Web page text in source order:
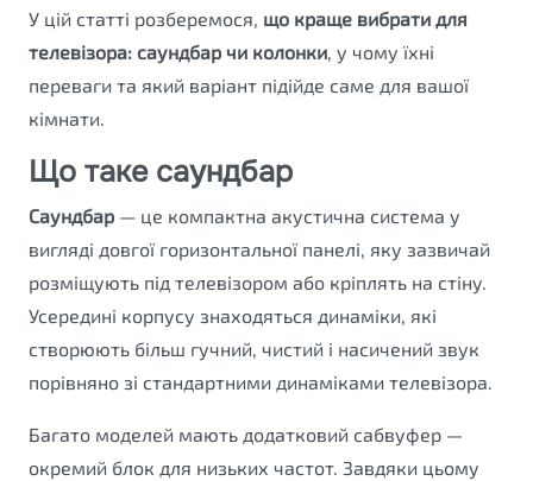
У цій статті розберемося, що краще вибрати для
телевізора: саундбар чи колонки, у чому їхні
переваги та який варіант підійде саме для вашої
кімнати.
Що таке саундбар
Саундбар — це компактна акустична система у
вигляді довгої горизонтальної панелі, яку зазвичай
розміщують під телевізором або кріплять на стіну.
Усередині корпусу знаходяться динаміки, які
створюють більш гучний, чистий і насичений звук
порівняно зі стандартними динаміками телевізора.
Багато моделей мають додатковий сабвуфер —
окремий блок для низьких частот. Завдяки цьому